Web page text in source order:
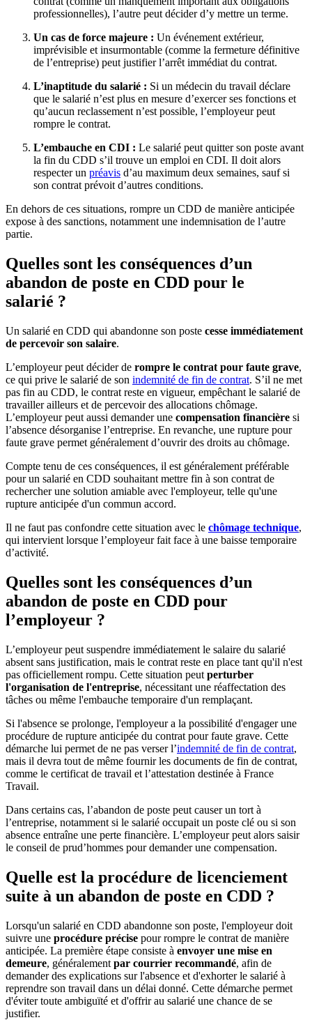
professionnelles), l’autre peut décider d’y mettre un terme.
Un cas de force majeure : Un événement extérieur,
imprévisible et insurmontable (comme la fermeture définitive
de l’entreprise) peut justifier l’arrêt immédiat du contrat.
L’inaptitude du salarié : Si un médecin du travail déclare
que le salarié n’est plus en mesure d’exercer ses fonctions et
qu’aucun reclassement n’est possible, l’employeur peut
rompre le contrat.
L’embauche en CDI : Le salarié peut quitter son poste avant
la fin du CDD s’il trouve un emploi en CDI. Il doit alors
respecter un préavis d’au maximum deux semaines, sauf si
son contrat prévoit d’autres conditions.
En dehors de ces situations, rompre un CDD de manière anticipée
expose à des sanctions, notamment une indemnisation de l’autre
partie.
Quelles sont les conséquences d’un
abandon de poste en CDD pour le
salarié ?
Un salarié en CDD qui abandonne son poste cesse immédiatement
de percevoir son salaire.
L’employeur peut décider de rompre le contrat pour faute grave,
ce qui prive le salarié de son indemnité de fin de contrat. S’il ne met
pas fin au CDD, le contrat reste en vigueur, empêchant le salarié de
travailler ailleurs et de percevoir des allocations chômage.
L’employeur peut aussi demander une compensation financière si
l’absence désorganise l’entreprise. En revanche, une rupture pour
faute grave permet généralement d’ouvrir des droits au chômage.
Compte tenu de ces conséquences, il est généralement préférable
pour un salarié en CDD souhaitant mettre fin à son contrat de
rechercher une solution amiable avec l'employeur, telle qu'une
rupture anticipée d'un commun accord.
Il ne faut pas confondre cette situation avec le chômage technique,
qui intervient lorsque l’employeur fait face à une baisse temporaire
d’activité.
Quelles sont les conséquences d’un
abandon de poste en CDD pour
l’employeur ?
L’employeur peut suspendre immédiatement le salaire du salarié
absent sans justification, mais le contrat reste en place tant qu'il n'est
pas officiellement rompu. Cette situation peut perturber
l'organisation de l'entreprise, nécessitant une réaffectation des
tâches ou même l'embauche temporaire d'un remplaçant.
Si l'absence se prolonge, l'employeur a la possibilité d'engager une
procédure de rupture anticipée du contrat pour faute grave. Cette
démarche lui permet de ne pas verser l’indemnité de fin de contrat,
mais il devra tout de même fournir les documents de fin de contrat,
comme le certificat de travail et l’attestation destinée à France
Travail.
Dans certains cas, l’abandon de poste peut causer un tort à
l’entreprise, notamment si le salarié occupait un poste clé ou si son
absence entraîne une perte financière. L’employeur peut alors saisir
le conseil de prud’hommes pour demander une compensation.
Quelle est la procédure de licenciement
suite à un abandon de poste en CDD ?
Lorsqu'un salarié en CDD abandonne son poste, l'employeur doit
suivre une procédure précise pour rompre le contrat de manière
anticipée. La première étape consiste à envoyer une mise en
demeure, généralement par courrier recommandé, afin de
demander des explications sur l'absence et d'exhorter le salarié à
reprendre son travail dans un délai donné. Cette démarche permet
d'éviter toute ambiguïté et d'offrir au salarié une chance de se
justifier.